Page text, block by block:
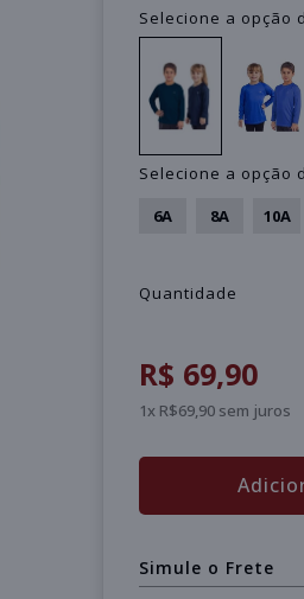
Selecione a opção
Selecione a opção
6A
8A 10A
Quantidade
R$ 69,90
1x R$69,90 sem juros
Simule o Frete